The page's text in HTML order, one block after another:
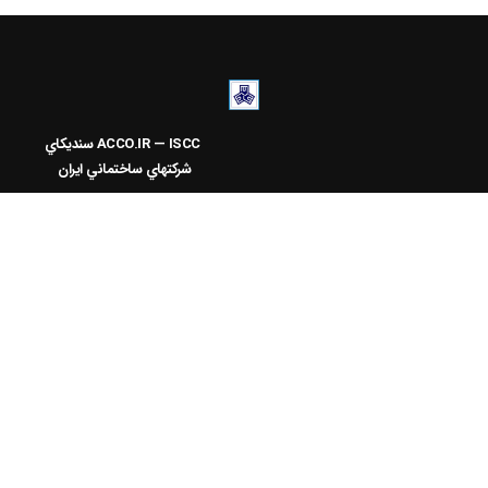
ACCO.IR — ISCC
سنديکاي
شرکتهاي ساختماني ايران